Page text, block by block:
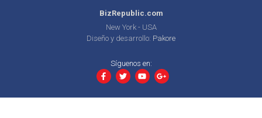
BizRepublic.com
New York - USA
Diseño y desarrollo: Pakore
Síguenos en: